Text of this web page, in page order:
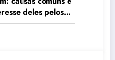
deles pelos